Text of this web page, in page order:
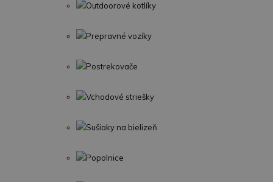
Outdoorové kotlíky
Prepravné vozíky
Postrekovače
Vchodové striešky
Sušiaky na bielizeň
Popolnice